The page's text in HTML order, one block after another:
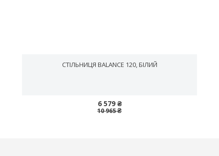
СТІЛЬНИЦЯ BALANCE 120, БІЛИЙ
6 579 ₴
10 965 ₴